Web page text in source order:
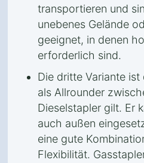
transportieren und
unebenes Gelände
geeignet, in denen
erforderlich sind.
Die dritte Variante ist
als Allrounder
Dieselstapler gilt. Er
auch außen
eine gute
Flexibilität.